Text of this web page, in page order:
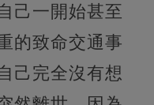
己一開始甚至
的致命交通事
己完全沒有想